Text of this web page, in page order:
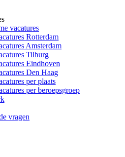
vacatures
Rotterdam
Amsterdam
Tilburg
Eindhoven
Den Haag
per plaats
per beroepsgroep
vragen